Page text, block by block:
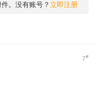
。没有账号？ 立即注册
7#